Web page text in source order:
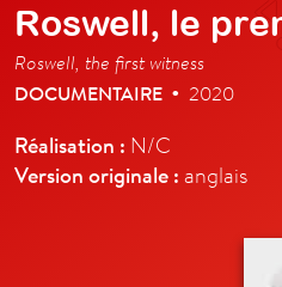
Roswell, le
Roswell, the first witness
DOCUMENTAIRE • 2020
Réalisation : N/C
Version originale : anglais